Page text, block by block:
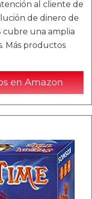
al cliente de
de dinero de
cubre una amplia
Más productos
en Amazon